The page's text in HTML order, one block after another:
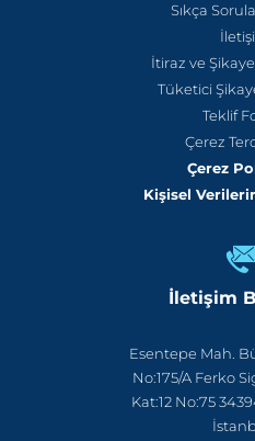
Sıkça
İtiraz ve
Tüketici
Teklif
Çerez
Çerez
Kişisel
İletişim
Esentepe Mah.
No:175/A Ferko
Kat:12 No:75